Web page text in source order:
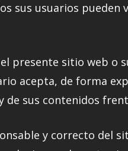
sus usuarios
presente sitio web
acepta, de forma
sus contenidos
y correcto del